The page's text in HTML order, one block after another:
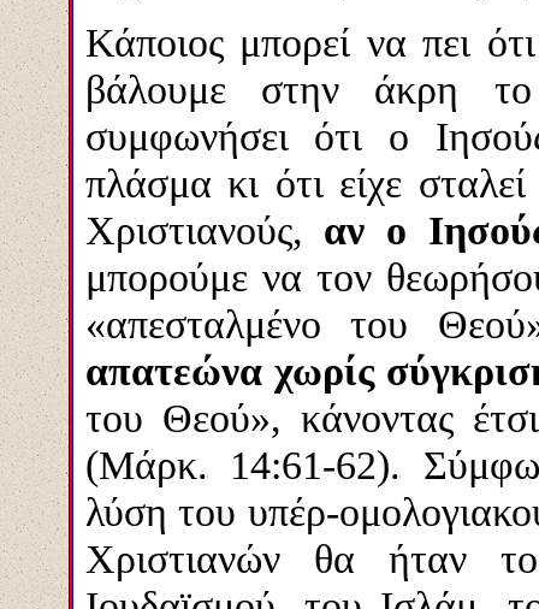
Κάποιος μπορεί να πει
βάλουμε στην άκρη
συμφωνήσει ότι ο
πλάσμα κι ότι είχε
Χριστιανούς, αν ο
μπορούμε να τον
«απεσταλμένο του
απατεώνα χωρίς
του Θεού», κάνοντας
(Μάρκ. 14:61-62).
λύση του υπέρ-
Χριστιανών θα ήταν